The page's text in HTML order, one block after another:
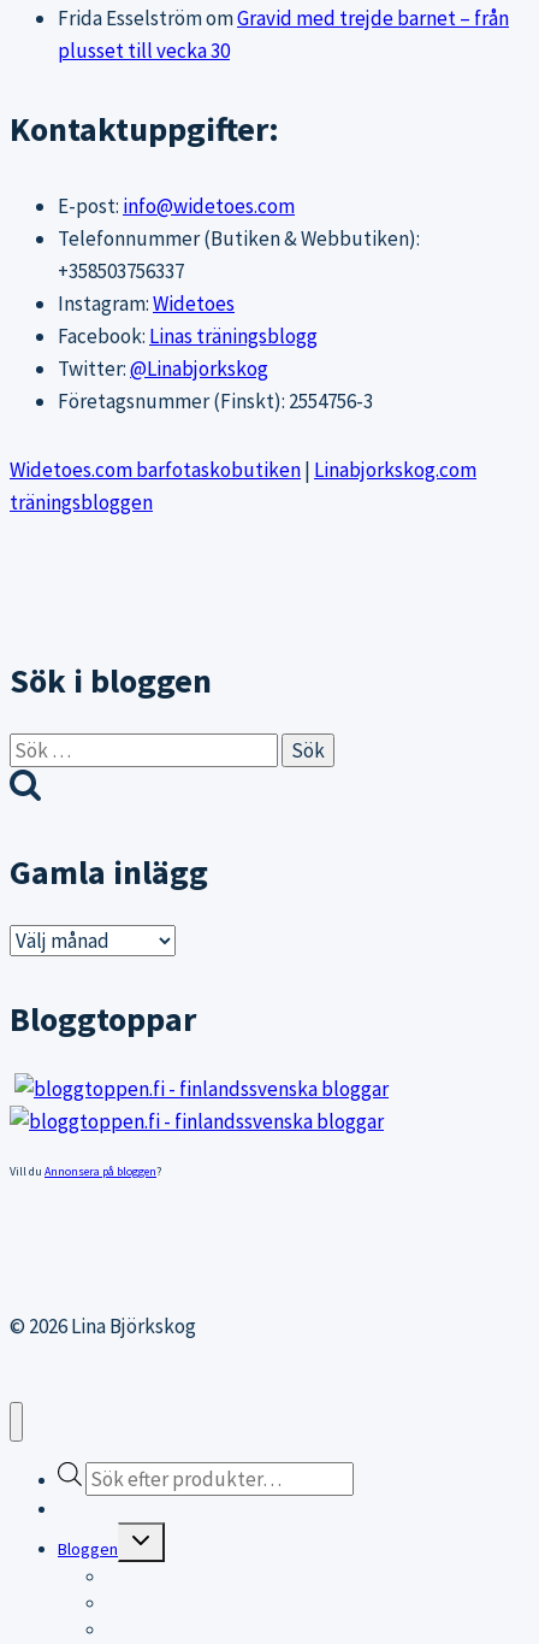
Frida EsselströmomGravid med trejde barnet – från
plusset till vecka 30
Kontaktuppgifter:
E-post: info@widetoes.com
Telefonnummer (Butiken & Webbutiken):
+358503756337
Instagram:Widetoes
Facebook: Linas träningsblogg
Twitter:@Linabjorkskog
Företagsnummer (Finskt): 2554756-3
Widetoes.com barfotaskobutiken| Linabjorkskog.com
träningsbloggen
Sök i bloggen
Sök
efter:
Gamla inlägg
Gamla
Bloggtoppar
Vill du Annonsera på bloggen?
© 2026 Lina Björkskog
Products
search
Bloggen
Expand